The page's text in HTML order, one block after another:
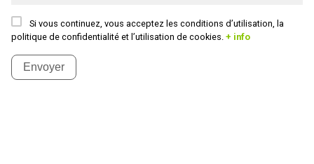
Si vous continuez, vous acceptez les conditions d’utilisation, la
politique de confidentialité et l’utilisation de cookies. + info
Envoyer